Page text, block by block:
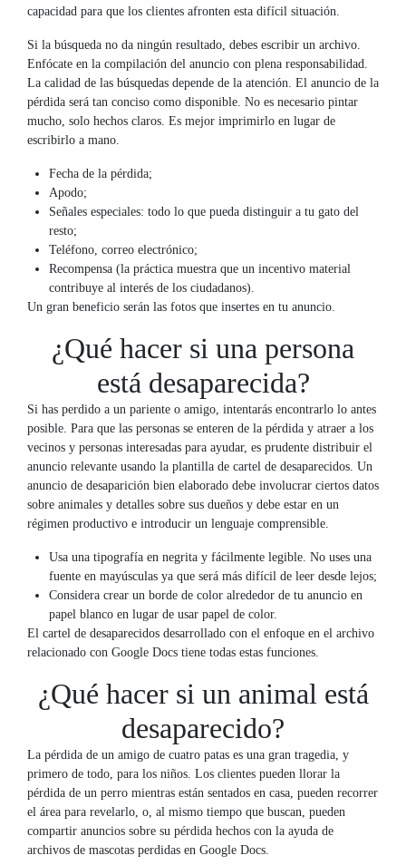
capacidad para que los clientes afronten esta difícil situación.
Si la búsqueda no da ningún resultado, debes escribir un archivo.
Enfócate en la compilación del anuncio con plena responsabilidad.
La calidad de las búsquedas depende de la atención. El anuncio de la
pérdida será tan conciso como disponible. No es necesario pintar
mucho, solo hechos claros. Es mejor imprimirlo en lugar de
escribirlo a mano.
Fecha de la pérdida;
Apodo;
Señales especiales: todo lo que pueda distinguir a tu gato del
resto;
Teléfono, correo electrónico;
Recompensa (la práctica muestra que un incentivo material
contribuye al interés de los ciudadanos).
Un gran beneficio serán las fotos que insertes en tu anuncio.
¿Qué hacer si una persona
está desaparecida?
Si has perdido a un pariente o amigo, intentarás encontrarlo lo antes
posible. Para que las personas se enteren de la pérdida y atraer a los
vecinos y personas interesadas para ayudar, es prudente distribuir el
anuncio relevante usando la plantilla de cartel de desaparecidos. Un
anuncio de desaparición bien elaborado debe involucrar ciertos datos
sobre animales y detalles sobre sus dueños y debe estar en un
régimen productivo e introducir un lenguaje comprensible.
Usa una tipografía en negrita y fácilmente legible. No uses una
fuente en mayúsculas ya que será más difícil de leer desde lejos;
Considera crear un borde de color alrededor de tu anuncio en
papel blanco en lugar de usar papel de color.
El cartel de desaparecidos desarrollado con el enfoque en el archivo
relacionado con Google Docs tiene todas estas funciones.
¿Qué hacer si un animal está
desaparecido?
La pérdida de un amigo de cuatro patas es una gran tragedia, y
primero de todo, para los niños. Los clientes pueden llorar la
pérdida de un perro mientras están sentados en casa, pueden recorrer
el área para revelarlo, o, al mismo tiempo que buscan, pueden
compartir anuncios sobre su pérdida hechos con la ayuda de
archivos de mascotas perdidas en Google Docs.